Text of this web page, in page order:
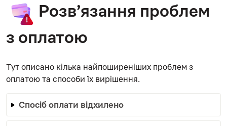
Розв’язання проблем
з оплатою
Тут описано кілька найпоширеніших проблем з
оплатою та способи їх вирішення.
Спосіб оплати відхилено